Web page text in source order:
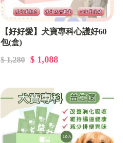
【好好愛】犬寶專科心護好60
包(盒)
$ 1,280 $ 1,088